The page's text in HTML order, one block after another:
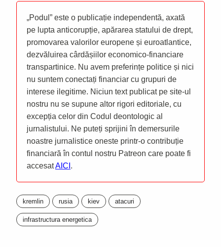
„Podul” este o publicație independentă, axată
pe lupta anticorupție, apărarea statului de drept,
promovarea valorilor europene și euroatlantice,
dezvăluirea cârdășiilor economico-financiare
transpartinice. Nu avem preferințe politice și nici
nu suntem conectați financiar cu grupuri de
interese ilegitime. Niciun text publicat pe site-ul
nostru nu se supune altor rigori editoriale, cu
excepția celor din Codul deontologic al
jurnalistului. Ne puteți sprijini în demersurile
noastre jurnalistice oneste printr-o contribuție
financiară în contul nostru Patreon care poate fi
accesatAICI .
kremlin rusia kiev atacuri
infrastructura energetica